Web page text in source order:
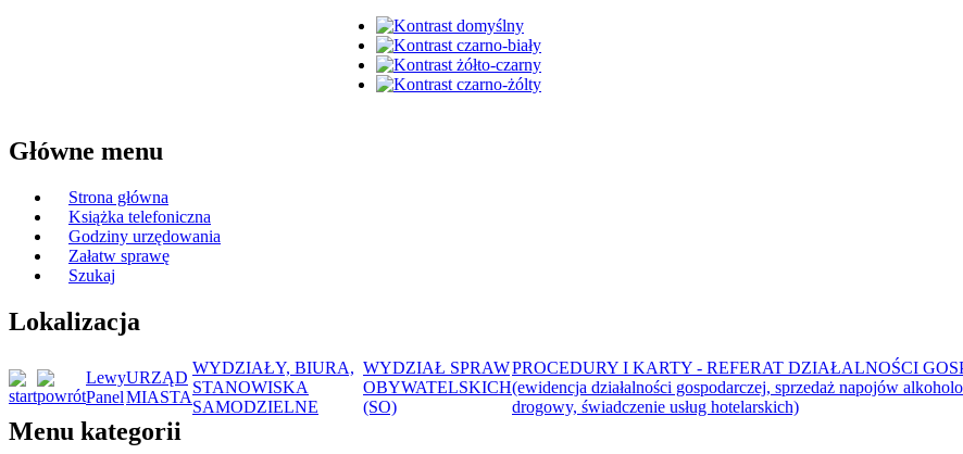
Główne menu
Strona główna
Książka telefoniczna
Godziny urzędowania
Załatw sprawę
Szukaj
Lokalizacja
Lewy
Panel
URZĄD
MIASTA
WYDZIAŁY, BIURA,
STANOWISKA
SAMODZIELNE
WYDZIAŁ SPRAW
OBYWATELSKICH
(SO)
PROCEDURY I KARTY - REFERAT DZIAŁALNOŚCI
(ewidencja działalności gospodarczej, sprzedaż napojów
drogowy, świadczenie usług hotelarskich)
Menu kategorii